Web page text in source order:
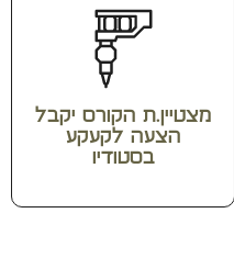
מצטיין.ת הקורס יקבל
הצעה לקעקע
בסטודיו